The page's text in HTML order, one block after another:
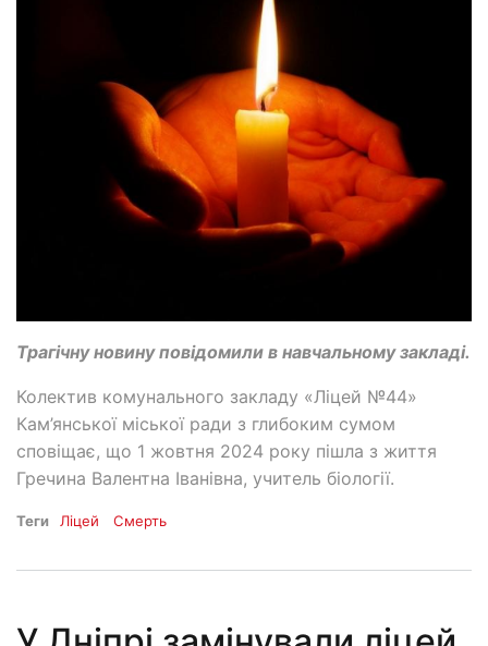
Трагічну новину повідомили в навчальному закладі.
Колектив комунального закладу «Ліцей №44»
Кам’янської міської ради з глибоким сумом
сповіщає, що 1 жовтня 2024 року пішла з життя
Гречина Валентна Іванівна, учитель біології.
Теги Ліцей Смерть